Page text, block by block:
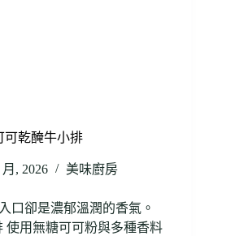
可乾醃牛小排
月, 2026 美味廚房
口卻是濃郁溫潤的香氣。
使用無糖可可粉與多種香料